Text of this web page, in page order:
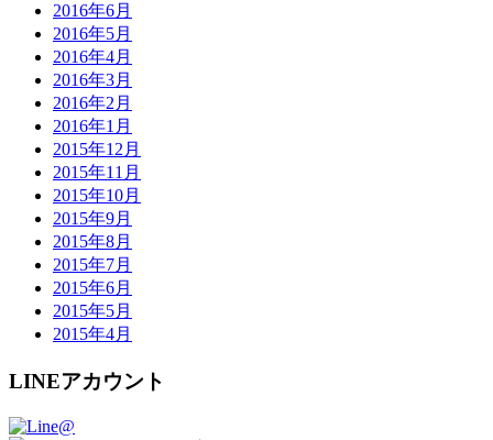
2016年6月
2016年5月
2016年4月
2016年3月
2016年2月
2016年1月
2015年12月
2015年11月
2015年10月
2015年9月
2015年8月
2015年7月
2015年6月
2015年5月
2015年4月
LINEアカウント